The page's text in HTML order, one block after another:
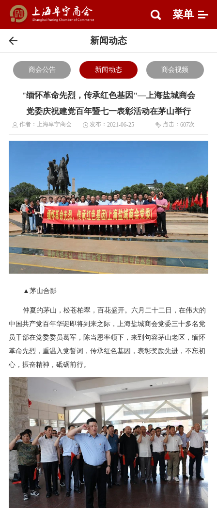
菜单
新闻动态
商会公告 新闻动态 商会视频
"缅怀革命先烈，传承红色基因"—上海盐城商会
党委庆祝建党百年暨七一表彰活动在茅山举行
作者： 上海阜宁商会 发布： 2021-06-25 点击： 607次
▲茅山合影
仲夏的茅山，松苍柏翠，百花盛开。六月二十二日，在伟大的
中国共产党百年华诞即将到来之际，上海盐城商会党委三十多名党
员干部在党委委员葛军，陈当恩率领下，来到句容茅山老区，缅怀
革命先烈，重温入党誓词，传承红色基因，表彰奖励先进，不忘初
心，振奋精神，砥砺前行。